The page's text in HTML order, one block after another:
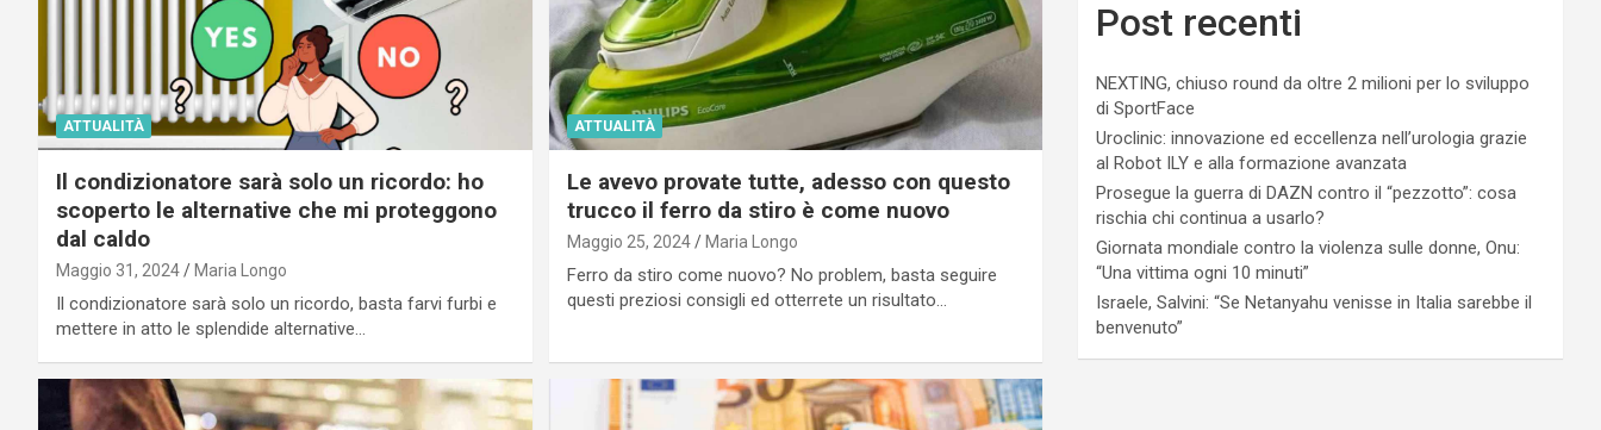
ATTUALITÀ
Il condizionatore sarà solo un ricordo: ho
scoperto le alternative che mi proteggono
dal caldo
Maggio 31, 2024 Maria Longo
Il condizionatore sarà solo un ricordo, basta farvi furbi e
mettere in atto le splendide alternative…
ATTUALITÀ
Le avevo provate tutte, adesso con questo
trucco il ferro da stiro è come nuovo
Maggio 25, 2024 Maria Longo
Ferro da stiro come nuovo? No problem, basta seguire
questi preziosi consigli ed otterrete un risultato…
Post recenti
NEXTING, chiuso round da oltre 2 milioni per lo sviluppo
di SportFace
Uroclinic: innovazione ed eccellenza nell’urologia grazie
al Robot ILY e alla formazione avanzata
Prosegue la guerra di DAZN contro il “pezzotto”: cosa
rischia chi continua a usarlo?
Giornata mondiale contro la violenza sulle donne, Onu:
“Una vittima ogni 10 minuti”
Israele, Salvini: “Se Netanyahu venisse in Italia sarebbe il
benvenuto”